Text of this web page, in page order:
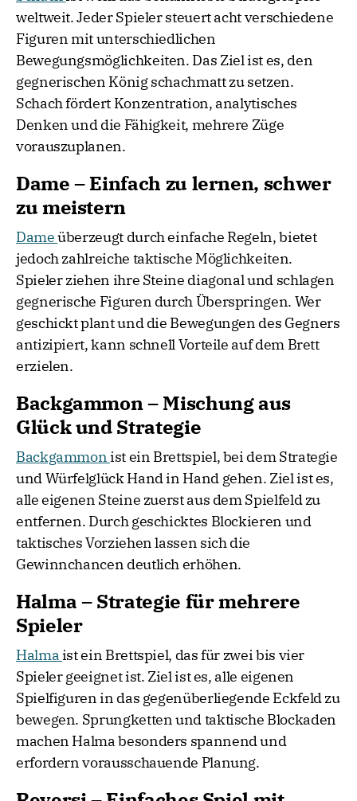
weltweit. Jeder Spieler steuert acht verschiedene
Figuren mit unterschiedlichen
Bewegungsmöglichkeiten. Das Ziel ist es, den
gegnerischen König schachmatt zu setzen.
Schach fördert Konzentration, analytisches
Denken und die Fähigkeit, mehrere Züge
vorauszuplanen.
Dame – Einfach zu lernen, schwer
zu meistern
Dameüberzeugt durch einfache Regeln, bietet
jedoch zahlreiche taktische Möglichkeiten.
Spieler ziehen ihre Steine diagonal und schlagen
gegnerische Figuren durch Überspringen. Wer
geschickt plant und die Bewegungen des Gegners
antizipiert, kann schnell Vorteile auf dem Brett
erzielen.
Backgammon – Mischung aus
Glück und Strategie
Backgammonist ein Brettspiel, bei dem Strategie
und Würfelglück Hand in Hand gehen. Ziel ist es,
alle eigenen Steine zuerst aus dem Spielfeld zu
entfernen. Durch geschicktes Blockieren und
taktisches Vorziehen lassen sich die
Gewinnchancen deutlich erhöhen.
Halma – Strategie für mehrere
Spieler
Halmaist ein Brettspiel, das für zwei bis vier
Spieler geeignet ist. Ziel ist es, alle eigenen
Spielfiguren in das gegenüberliegende Eckfeld zu
bewegen. Sprungketten und taktische Blockaden
machen Halma besonders spannend und
erfordern vorausschauende Planung.